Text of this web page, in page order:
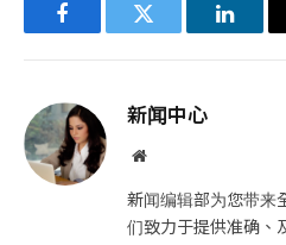
FacebookTwitter
新闻中心
网
新闻编辑部为您带来
们致力于提供准确、